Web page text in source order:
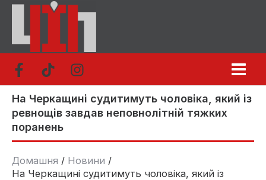
Перейти
вмісту
На Черкащині судитимуть чоловіка, який із
ревнощів завдав неповнолітній тяжких
поранень
Домашня
Новини
На Черкащині судитимуть чоловіка, який із